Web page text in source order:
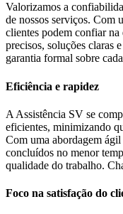
Valorizamos a
de nossos serviços. Com
clientes podem confiar na
precisos, soluções claras
garantia formal sobre
Eficiência e rapidez
A Assistência SV se
eficientes, minimizando
Com uma abordagem
concluídos no menor
qualidade do trabalho.
Foco na satisfação do